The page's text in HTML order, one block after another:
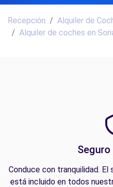
Recepción
Alquiler de
Alquiler de coches en
Conduce con tranquilidad. El
está incluido en todos